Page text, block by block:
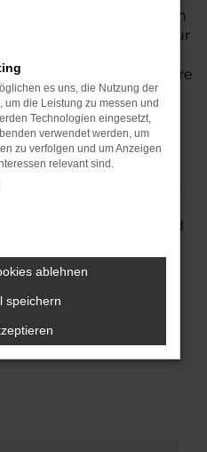
von Syke steht Ihnen
an Tageszulassungen zur
Ihnen, den Golf in der
zu finden, der Ihre
erfüllt.
Services wie
und
der bequemen
Fahrzeugs. Besuchen
von unseren Experten
eine große Auswahl und
damit Sie das perfekte
finden.
es uns, die Nutzung der
die Leistung zu messen und
Technologien eingesetzt,
verwendet werden, um
zu verfolgen und um Anzeigen
relevant sind.
ablehnen
speichern